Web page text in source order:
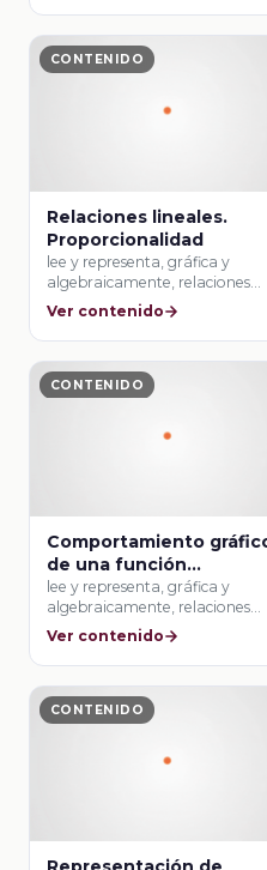
CONTENIDO
Relaciones lineales.
Proporcionalidad
lee y representa, gráfica y
algebraicamente, relaciones
lineales y cuadráticas.
Ver contenido
CONTENIDO
Comportamiento
de una función
cuadrática
lee y representa, gráfica y
algebraicamente, relaciones
lineales y cuadráticas.
Ver contenido
CONTENIDO